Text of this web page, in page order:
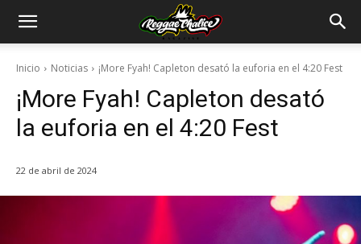
Inicio Noticias ¡More Fyah! Capleton desató la euforia en el 4:20 Fest
¡More Fyah! Capleton desató
la euforia en el 4:20 Fest
22 de abril de 2024